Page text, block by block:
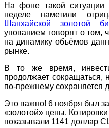
На фоне такой
неделе наметили
Шанхайской золотой
упованием говорят о том,
на динамику объёмов
рынке.
В то же время,
продолжает сокращаться,
по-прежнему сохраняется
Это важно! 6 ноября был
«золотой» цены. Котировки
показывали 1141 доллар